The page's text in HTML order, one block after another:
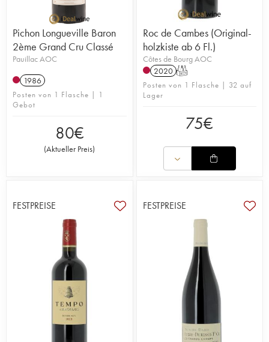
Pichon Longueville Baron
2ème Grand Cru Classé
Pauillac AOC
1986
Posten von 1 Flasche | 1
Gebot
80€
(Aktueller Preis)
Roc de Cambes (Original-
holzkiste ab 6 Fl.)
Côtes de Bourg AOC
2020 T
Posten von 1 Flasche | 32 auf
Lager
75€
FESTPREISE FESTPREISE